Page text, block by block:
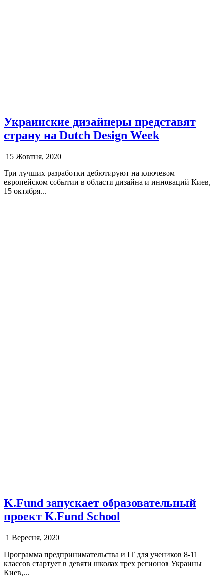
Украинские дизайнеры представят
страну на Dutch Design Week
15 Жовтня, 2020
Три лучших разработки дебютируют на ключевом
европейском событии в области дизайна и инноваций Киев,
15 октября...
K.Fund запускает образовательный
проект K.Fund School
1 Вересня, 2020
Программа предпринимательства и IT для учеников 8-11
классов стартует в девяти школах трех регионов Украины
Киев,...